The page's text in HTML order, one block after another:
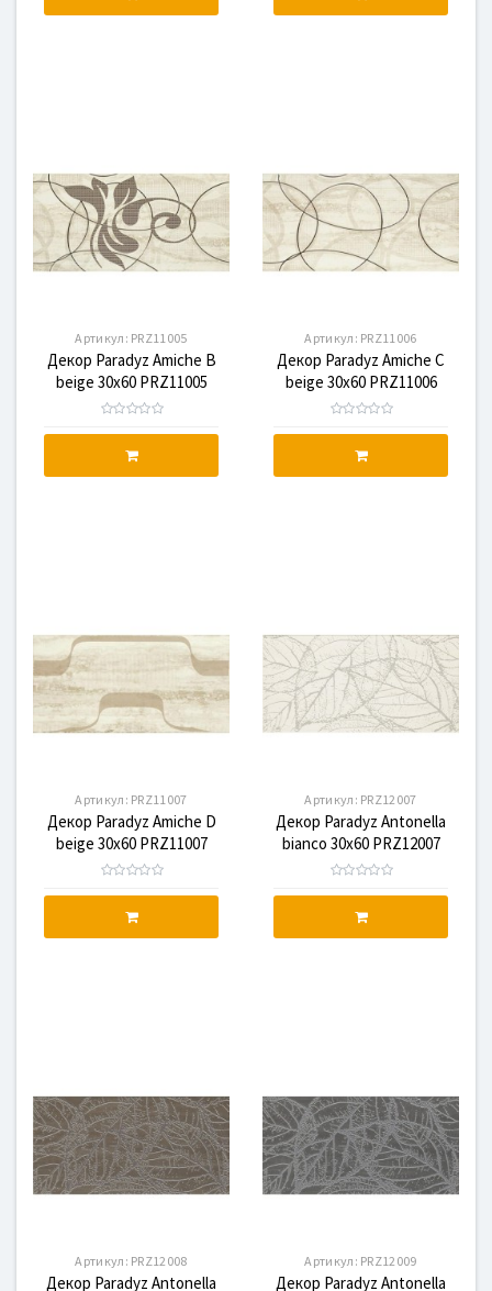
Артикул: PRZ11005
Декор Paradyz Amiche B
beige 30x60 PRZ11005
Артикул: PRZ11006
Декор Paradyz Amiche C
beige 30x60 PRZ11006
Артикул: PRZ11007
Декор Paradyz Amiche D
beige 30x60 PRZ11007
Артикул: PRZ12007
Декор Paradyz Antonella
bianco 30x60 PRZ12007
Артикул: PRZ12008
Декор Paradyz Antonella
Артикул: PRZ12009
Декор Paradyz Antonella